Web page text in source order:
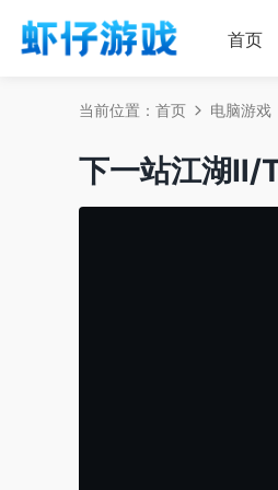
首页
当前位置： 首页 电脑游戏
下一站江湖